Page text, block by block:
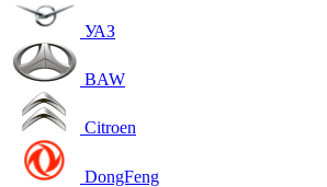
УАЗ
BAW
Citroen
DongFeng